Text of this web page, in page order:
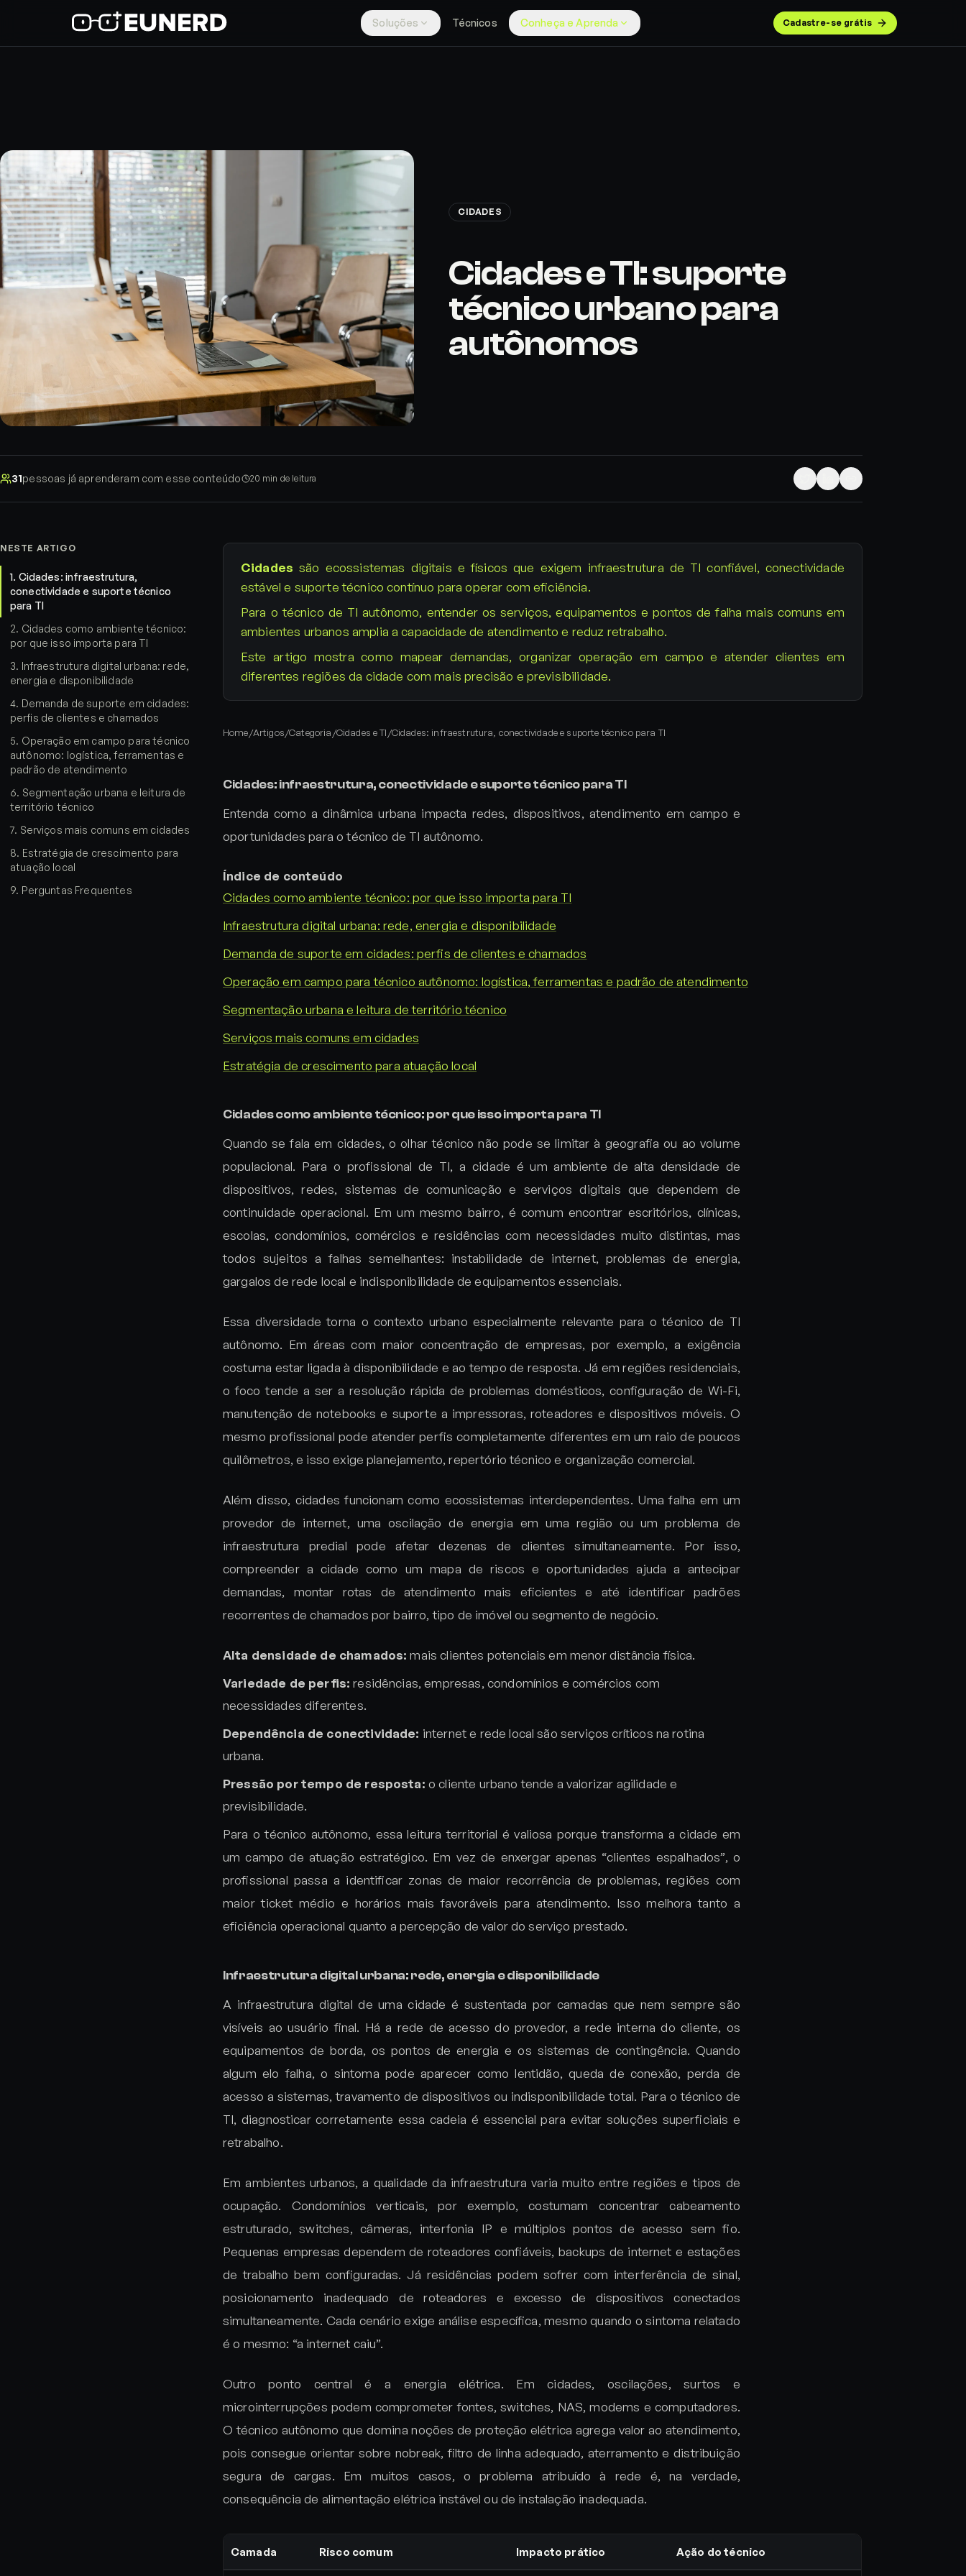
Soluções Técnicos Conheça e Aprenda Cadastre-se grátis
CIDADES
Cidades e TI: suporte
técnico urbano para
autônomos
31pessoas já aprenderam com esse conteúdo 20 min de leitura
NESTE ARTIGO
1. Cidades: infraestrutura,
conectividade e suporte técnico
para TI
2. Cidades como ambiente técnico:
por que isso importa para TI
3. Infraestrutura digital urbana: rede,
energia e disponibilidade
4. Demanda de suporte em cidades:
perfis de clientes e chamados
5. Operação em campo para técnico
autônomo: logística, ferramentas e
padrão de atendimento
6. Segmentação urbana e leitura de
território técnico
7. Serviços mais comuns em cidades
8. Estratégia de crescimento para
atuação local
9. Perguntas Frequentes
Cidades são ecossistemas digitais e físicos que exigem infraestrutura de TI confiável, conectividade
estável e suporte técnico contínuo para operar com eficiência.
Para o técnico de TI autônomo, entender os serviços, equipamentos e pontos de falha mais comuns em
ambientes urbanos amplia a capacidade de atendimento e reduz retrabalho.
Este artigo mostra como mapear demandas, organizar operação em campo e atender clientes em
diferentes regiões da cidade com mais precisão e previsibilidade.
Home/Artigos/Categoria /Cidades e TI /Cidades: infraestrutura, conectividade e suporte técnico para TI
Cidades: infraestrutura, conectividade e suporte técnico para TI
Entenda como a dinâmica urbana impacta redes, dispositivos, atendimento em campo e
oportunidades para o técnico de TI autônomo.
Índice de conteúdo
Cidades como ambiente técnico: por que isso importa para TI
Infraestrutura digital urbana: rede, energia e disponibilidade
Demanda de suporte em cidades: perfis de clientes e chamados
Operação em campo para técnico autônomo: logística, ferramentas e padrão de atendimento
Segmentação urbana e leitura de território técnico
Serviços mais comuns em cidades
Estratégia de crescimento para atuação local
Cidades como ambiente técnico: por que isso importa para TI
Quando se fala em cidades, o olhar técnico não pode se limitar à geografia ou ao volume
populacional. Para o profissional de TI, a cidade é um ambiente de alta densidade de
dispositivos, redes, sistemas de comunicação e serviços digitais que dependem de
continuidade operacional. Em um mesmo bairro, é comum encontrar escritórios, clínicas,
escolas, condomínios, comércios e residências com necessidades muito distintas, mas
todos sujeitos a falhas semelhantes: instabilidade de internet, problemas de energia,
gargalos de rede local e indisponibilidade de equipamentos essenciais.
Essa diversidade torna o contexto urbano especialmente relevante para o técnico de TI
autônomo. Em áreas com maior concentração de empresas, por exemplo, a exigência
costuma estar ligada à disponibilidade e ao tempo de resposta. Já em regiões residenciais,
o foco tende a ser a resolução rápida de problemas domésticos, configuração de Wi-Fi,
manutenção de notebooks e suporte a impressoras, roteadores e dispositivos móveis. O
mesmo profissional pode atender perfis completamente diferentes em um raio de poucos
quilômetros, e isso exige planejamento, repertório técnico e organização comercial.
Além disso, cidades funcionam como ecossistemas interdependentes. Uma falha em um
provedor de internet, uma oscilação de energia em uma região ou um problema de
infraestrutura predial pode afetar dezenas de clientes simultaneamente. Por isso,
compreender a cidade como um mapa de riscos e oportunidades ajuda a antecipar
demandas, montar rotas de atendimento mais eficientes e até identificar padrões
recorrentes de chamados por bairro, tipo de imóvel ou segmento de negócio.
Alta densidade de chamados: mais clientes potenciais em menor distância física.
Variedade de perfis: residências, empresas, condomínios e comércios com
necessidades diferentes.
Dependência de conectividade: internet e rede local são serviços críticos na rotina
urbana.
Pressão por tempo de resposta: o cliente urbano tende a valorizar agilidade e
previsibilidade.
Para o técnico autônomo, essa leitura territorial é valiosa porque transforma a cidade em
um campo de atuação estratégico. Em vez de enxergar apenas “clientes espalhados”, o
profissional passa a identificar zonas de maior recorrência de problemas, regiões com
maior ticket médio e horários mais favoráveis para atendimento. Isso melhora tanto a
eficiência operacional quanto a percepção de valor do serviço prestado.
Infraestrutura digital urbana: rede, energia e disponibilidade
A infraestrutura digital de uma cidade é sustentada por camadas que nem sempre são
visíveis ao usuário final. Há a rede de acesso do provedor, a rede interna do cliente, os
equipamentos de borda, os pontos de energia e os sistemas de contingência. Quando
algum elo falha, o sintoma pode aparecer como lentidão, queda de conexão, perda de
acesso a sistemas, travamento de dispositivos ou indisponibilidade total. Para o técnico de
TI, diagnosticar corretamente essa cadeia é essencial para evitar soluções superficiais e
retrabalho.
Em ambientes urbanos, a qualidade da infraestrutura varia muito entre regiões e tipos de
ocupação. Condomínios verticais, por exemplo, costumam concentrar cabeamento
estruturado, switches, câmeras, interfonia IP e múltiplos pontos de acesso sem fio.
Pequenas empresas dependem de roteadores confiáveis, backups de internet e estações
de trabalho bem configuradas. Já residências podem sofrer com interferência de sinal,
posicionamento inadequado de roteadores e excesso de dispositivos conectados
simultaneamente. Cada cenário exige análise específica, mesmo quando o sintoma relatado
é o mesmo: “a internet caiu”.
Outro ponto central é a energia elétrica. Em cidades, oscilações, surtos e
microinterrupções podem comprometer fontes, switches, NAS, modems e computadores.
O técnico autônomo que domina noções de proteção elétrica agrega valor ao atendimento,
pois consegue orientar sobre nobreak, filtro de linha adequado, aterramento e distribuição
segura de cargas. Em muitos casos, o problema atribuído à rede é, na verdade,
consequência de alimentação elétrica instável ou de instalação inadequada.
Camada Risco comum Impacto prático Ação do técnico